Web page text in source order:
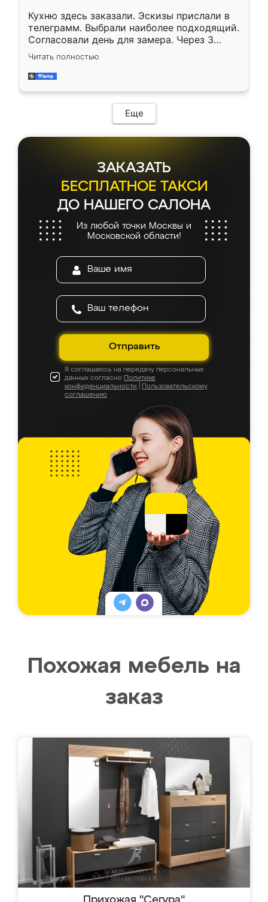
Кухню здесь заказали. Эскизы прислали в
телеграмм. Выбрали наиболее подходящий.
Согласовали день для замера. Через 3
недели кухня была уже готова. Остались
довольны работой. Спасибо Ренессанс
мебель за качественную работу!
Читать полностью
Еще
ЗАКАЗАТЬ
БЕСПЛАТНОЕ ТАКСИ
ДО НАШЕГО САЛОНА
Из любой точки Москвы и
Московской области!
Отправить
Я соглашаюсь на передачу персональных
данных согласно Политике
конфиденциальности
Пользовательскому
соглашению
Похожая мебель на
заказ